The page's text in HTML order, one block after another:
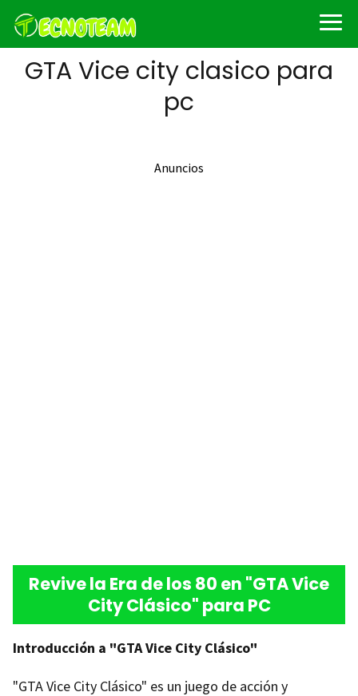
GTA Vice city clasico para
pc
Anuncios
Revive la Era de los 80 en "GTA Vice
City Clásico" para PC
Introducción a "GTA Vice City Clásico"
"GTA Vice City Clásico" es un juego de acción y